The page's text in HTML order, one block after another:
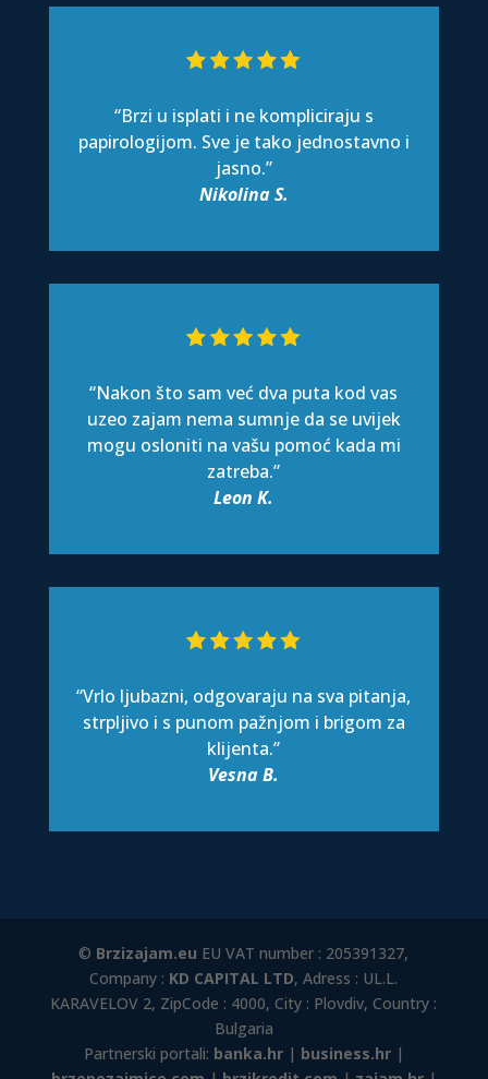
“Brzi u isplati i ne kompliciraju s
papirologijom. Sve je tako jednostavno i
jasno.”
Nikolina S.
“Nakon što sam već dva puta kod vas
uzeo zajam nema sumnje da se uvijek
mogu osloniti na vašu pomoć kada mi
zatreba.”
Leon K.
“Vrlo ljubazni, odgovaraju na sva pitanja,
strpljivo i s punom pažnjom i brigom za
klijenta.”
Vesna B.
© Brzizajam.eu EU VAT number : 205391327,
Company : KD CAPITAL LTD, Adress : UL.L.
KARAVELOV 2, ZipCode : 4000, City : Plovdiv, Country :
Bulgaria
Partnerski portali: banka.hr| business.hr|